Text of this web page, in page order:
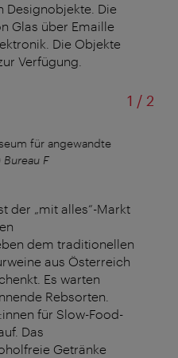
Designobjekte. Die
Glas über Emaille
Die Objekte
Verfügung.
1 /von
2
für angewandte
F
der „mit alles“-Markt
dem traditionellen
aus Österreich
Es warten
Rebsorten.
für Slow-Food-
Das
Getränke